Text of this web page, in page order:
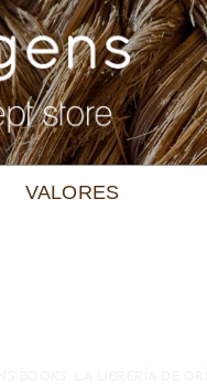
VALORES